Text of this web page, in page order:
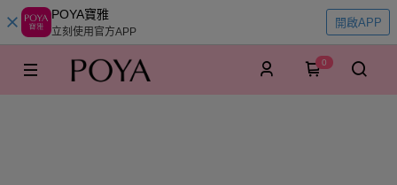
POYA寶雅
立刻使用官方APP
開啟APP
0